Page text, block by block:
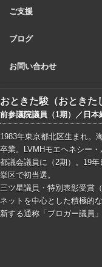
ご支援
ブログ
お問い合わせ
おときた駿（おときた
前参議院議員（1期）／日
1983年東京都北区生まれ。
卒業。LVMHモエヘネシー
都議会議員に（2期）。19
挙区で初当選。
三ツ星議員・特別表彰受賞
ネットを中心とした積極的
新する通称「ブロガー議員